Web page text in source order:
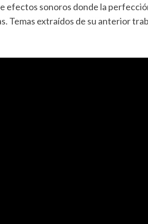
efectos sonoros donde la
Temas extraídos de su anterior